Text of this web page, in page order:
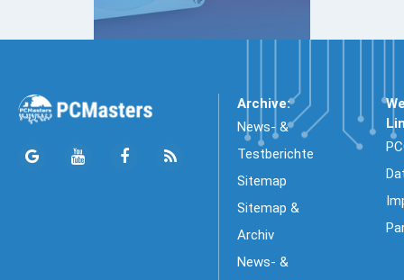
Archive:
News- &
Testberichte
Sitemap
Sitemap &
Archiv
News- &